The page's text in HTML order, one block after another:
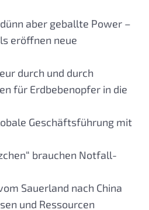
aber geballte Power –
eröffnen neue
durch und durch
für Erdbebenopfer in die
Geschäftsführung mit
brauchen Notfall-
Sauerland nach China
und Ressourcen